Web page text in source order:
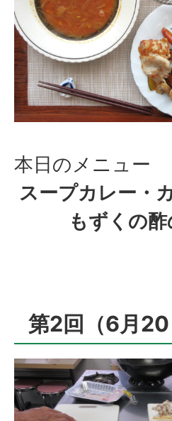
本日のメニュー
スープカレー・
もずくの
第2回（6月20